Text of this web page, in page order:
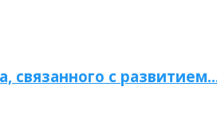
связанного с